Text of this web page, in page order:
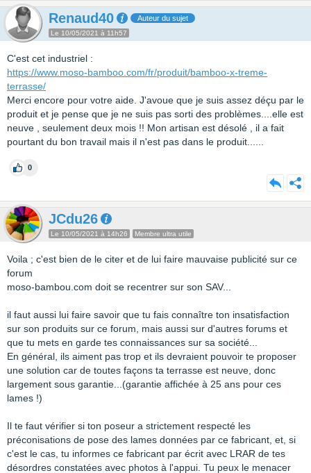
Renaud40 Auteur du sujet
Le 10/05/2021 à 11h57
C'est cet industriel :
https://www.moso-bamboo.com/fr/produit/bamboo-x-treme-
terrasse/
Merci encore pour votre aide. J'avoue que je suis assez déçu par le
produit et je pense que je ne suis pas sorti des problèmes....elle est
neuve , seulement deux mois !! Mon artisan est désolé , il a fait
pourtant du bon travail mais il n'est pas dans le produit......
0
JCdu26
Le 10/05/2021 à 14h26 Membre ultra utile
Voila ; c'est bien de le citer et de lui faire mauvaise publicité sur ce
forum
moso-bambou.com doit se recentrer sur son SAV...
il faut aussi lui faire savoir que tu fais connaître ton insatisfaction
sur son produits sur ce forum, mais aussi sur d'autres forums et
que tu mets en garde tes connaissances sur sa société...
En général, ils aiment pas trop et ils devraient pouvoir te proposer
une solution car de toutes façons ta terrasse est neuve, donc
largement sous garantie...(garantie affichée à 25 ans pour ces
lames !)
Il te faut vérifier si ton poseur a strictement respecté les
préconisations de pose des lames données par ce fabricant, et, si
c'est le cas, tu informes ce fabricant par écrit avec LRAR de tes
désordres constatées avec photos à l'appui. Tu peux le menacer